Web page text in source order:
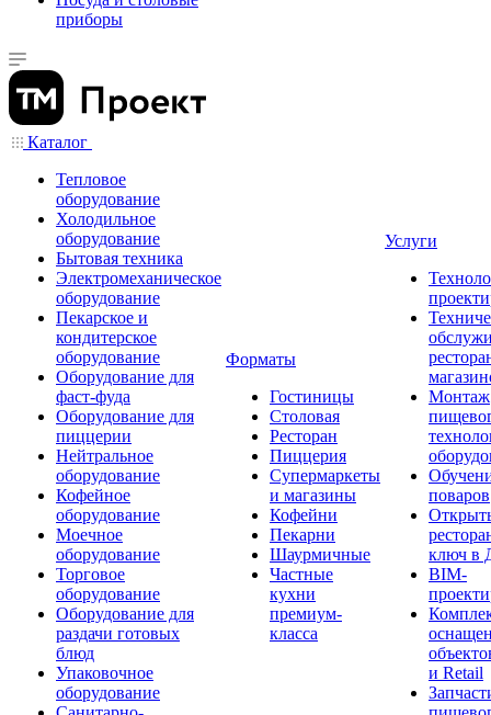
приборы
Каталог
Тепловое
оборудование
Холодильное
оборудование
Бытовая техника
Электромеханическое
оборудование
Пекарское и
кондитерское
оборудование
Оборудование для
фаст-фуда
Оборудование для
пиццерии
Нейтральное
оборудование
Кофейное
оборудование
Моечное
оборудование
Торговое
оборудование
Оборудование для
раздачи готовых
блюд
Упаковочное
оборудование
Форматы
Гостиницы
Столовая
Ресторан
Пиццерия
Супермаркеты
и магазины
Кофейни
Пекарни
Шаурмичные
Частные
кухни
премиум-
класса
Услуги
Монтаж
поваров
ключ в
BIM-
и Retail